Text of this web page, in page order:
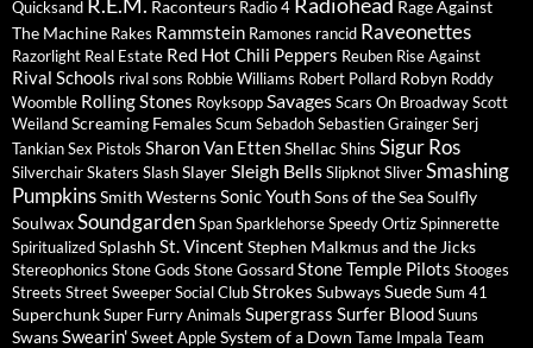
Quicksand Raconteurs Radio 4
Rage Against
The Machine Rakes Rammstein Ramones rancid Raveonettes
Razorlight Real Estate Red Hot Chili Peppers Reuben Rise Against
Rival Schools rival sons Robbie Williams Robert Pollard Robyn Roddy
Woomble Rolling Stones RoyksoppSavagesScars On BroadwayScott
WeilandScreaming FemalesScum SebadohSebastien GraingerSerj
TankianSex Pistols Sharon Van EttenShellac Shins Sigur Ros
SilverchairSkaters SlashSlayerSleigh BellsSlipknotSliverSmashing
PumpkinsSmith WesternsSonic YouthSons of the SeaSoulfly
SoulwaxSoundgardenSpanSparklehorseSpeedy OrtizSpinnerette
SpiritualizedSplashh St. Vincent Stephen Malkmus and the Jicks
Stereophonics Stone Gods Stone GossardStone Temple Pilots Stooges
Streets Street Sweeper Social ClubStrokes SubwaysSuedeSum 41
SuperchunkSuper Furry Animals Supergrass Surfer BloodSuuns
SwansSwearin'Sweet AppleSystem of a Down Tame Impala Team